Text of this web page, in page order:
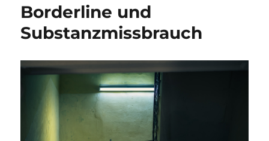
Borderline und
Substanzmissbrauch